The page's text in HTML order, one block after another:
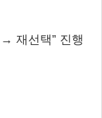
재선택” 진행